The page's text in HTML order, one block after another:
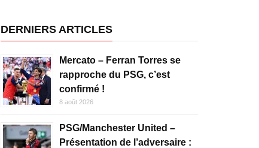
DERNIERS ARTICLES
Mercato – Ferran Torres se
rapproche du PSG, c’est
confirmé !
8 août 2026
PSG/Manchester United –
Présentation de l’adversaire :